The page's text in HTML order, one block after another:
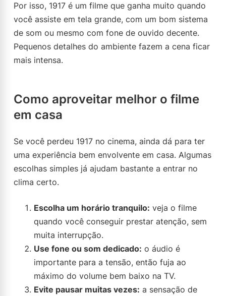
Por isso, 1917 é um filme que ganha muito quando
você assiste em tela grande, com um bom sistema
de som ou mesmo com fone de ouvido decente.
Pequenos detalhes do ambiente fazem a cena ficar
mais intensa.
Como aproveitar melhor o filme
em casa
Se você perdeu 1917 no cinema, ainda dá para ter
uma experiência bem envolvente em casa. Algumas
escolhas simples já ajudam bastante a entrar no
clima certo.
Escolha um horário tranquilo: veja o filme
quando você conseguir prestar atenção, sem
muita interrupção.
Use fone ou som dedicado: o áudio é
importante para a tensão, então fuja ao
máximo do volume bem baixo na TV.
Evite pausar muitas vezes: a sensação de